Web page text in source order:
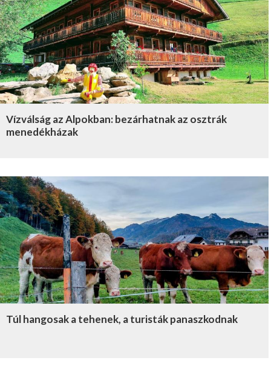
Vízválság az Alpokban: bezárhatnak az osztrák
menedékházak
Túl hangosak a tehenek, a turisták panaszkodnak